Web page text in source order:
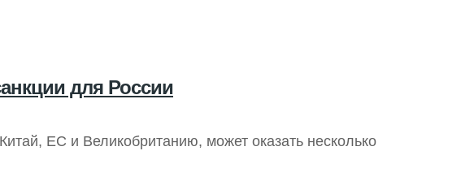
для России
ЕС и Великобританию, может оказать несколько